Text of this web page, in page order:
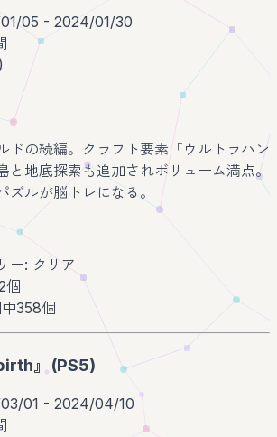
05 - 2024/01/30
ドの続編。クラフト要素「ウルトラハン
と地底探索も追加されボリューム満点。
ズルが脳トレになる。
ー: クリア
個
358個
』(PS5)
01 - 2024/04/10